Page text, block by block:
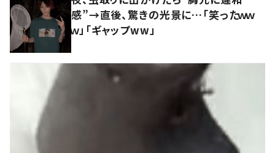
感”→直後、驚きの光景に…「笑ったｗｗ
ｗ」「ギャップww」